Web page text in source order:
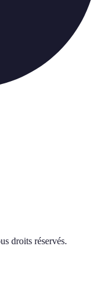
droits réservés.